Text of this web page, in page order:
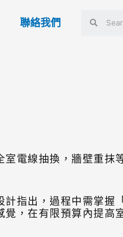
聯絡我們
電線抽換，牆壁重抹
指出，過程中需掌握
，在有限預算內提高